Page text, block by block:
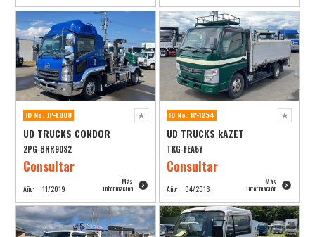
ID No. JP-E808
UD TRUCKS CONDOR
2PG-BRR90S2
Consultar
Año: 11/2019
Más
información
ID No. JP-1254
UD TRUCKS kAZET
TKG-FEA5Y
Consultar
Año: 04/2016
Más
información